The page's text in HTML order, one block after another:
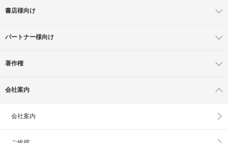
書店様向け
パートナー様向け
著作権
会社案内
会社案内